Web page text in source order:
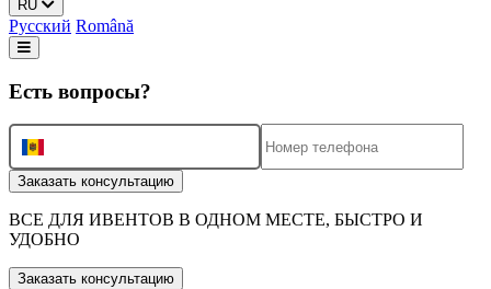
RU
Русский Română
Есть вопросы?
Заказать консультацию
ВСЕ ДЛЯ ИВЕНТОВ В ОДНОМ МЕСТЕ, БЫСТРО И
УДОБНО
Заказать консультацию